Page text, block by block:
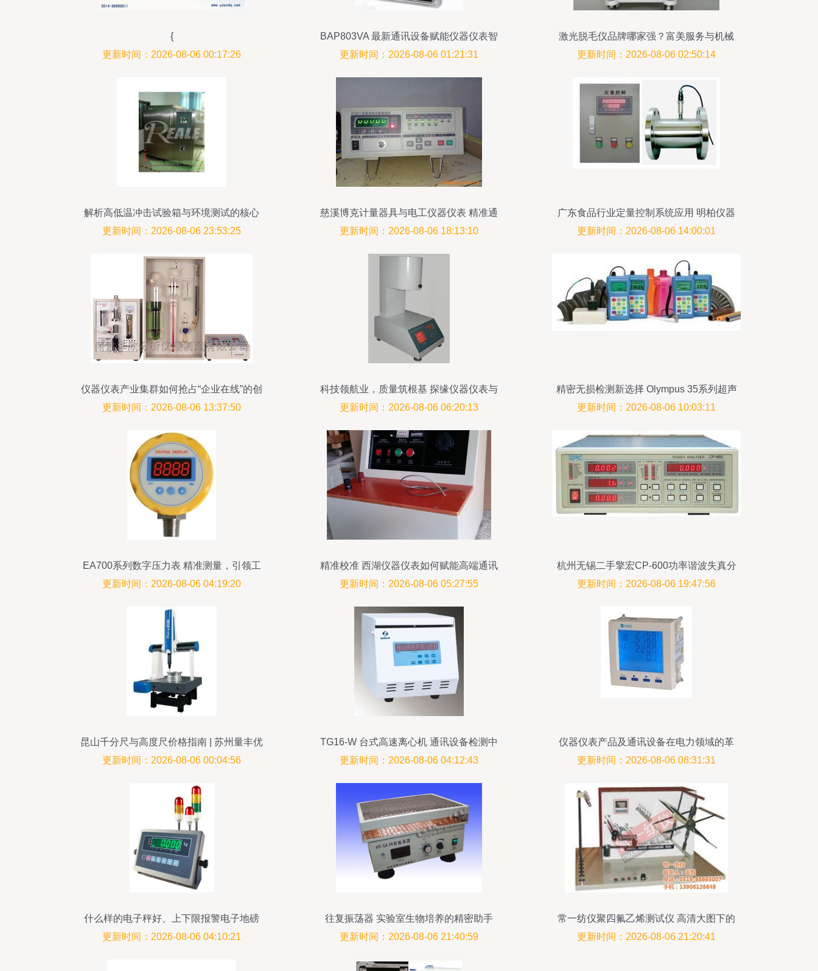
{
更新时间：2026-08-06 00:17:26
BAP803VA 最新通讯设备赋能仪器仪表智
能化创新
更新时间：2026-08-06 01:21:31
激光脱毛仪品牌哪家强？富美服务与机械
设备全面评测
更新时间：2026-08-06 02:50:14
解析高低温冲击试验箱与环境测试的核心
价值
更新时间：2026-08-06 23:53:25
慈溪博克计量器具与电工仪器仪表 精准通
讯设备赋能智能电网
更新时间：2026-08-06 18:13:10
广东食品行业定量控制系统应用 明柏仪器
仪表与设备的创新设计
更新时间：2026-08-06 14:00:01
仪器仪表产业集群如何抢占“企业在线”的创
业新蓝海？中创投解析行业重塑逻辑
更新时间：2026-08-06 13:37:50
科技领航业，质量筑根基 探缘仪器仪表与
智慧产销建设浪潮
更新时间：2026-08-06 06:20:13
精密无损检测新选择 Olympus 35系列超声
波测厚仪详解
更新时间：2026-08-06 10:03:11
EA700系列数字压力表 精准测量，引领工
业自动化新标准
更新时间：2026-08-06 04:19:20
精准校准 西湖仪器仪表如何赋能高端通讯
设备
更新时间：2026-08-06 05:27:55
杭州无锡二手擎宏CP-600功率谐波失真分
析仪高质量供应
更新时间：2026-08-06 19:47:56
昆山千分尺与高度尺价格指南 | 苏州量丰优
质仪器仪表推荐
更新时间：2026-08-06 00:04:56
TG16-W 台式高速离心机 通讯设备检测中
的精密助手
更新时间：2026-08-06 04:12:43
仪器仪表产品及通讯设备在电力领域的革
新应用
更新时间：2026-08-06 08:31:31
什么样的电子秤好、上下限报警电子地磅
一台怎么卖_仪器仪表栏目
更新时间：2026-08-06 04:10:21
往复振荡器 实验室生物培养的精密助手
更新时间：2026-08-06 21:40:59
常一纺仪聚四氟乙烯测试仪 高清大图下的
精密仪器仪表解析
更新时间：2026-08-06 21:20:41